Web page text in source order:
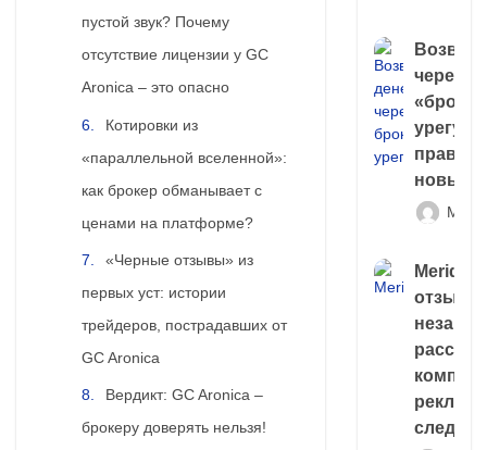
пустой звук? Почему
отсутствие лицензии у GC
Aronica – это опасно
Котировки из
«параллельной вселенной»:
как брокер обманывает с
ценами на платформе?
«Черные отзывы» из
первых уст: истории
трейдеров, пострадавших от
GC Aronica
Вердикт: GC Aronica –
брокеру доверять нельзя!
через
правда
новый
следа